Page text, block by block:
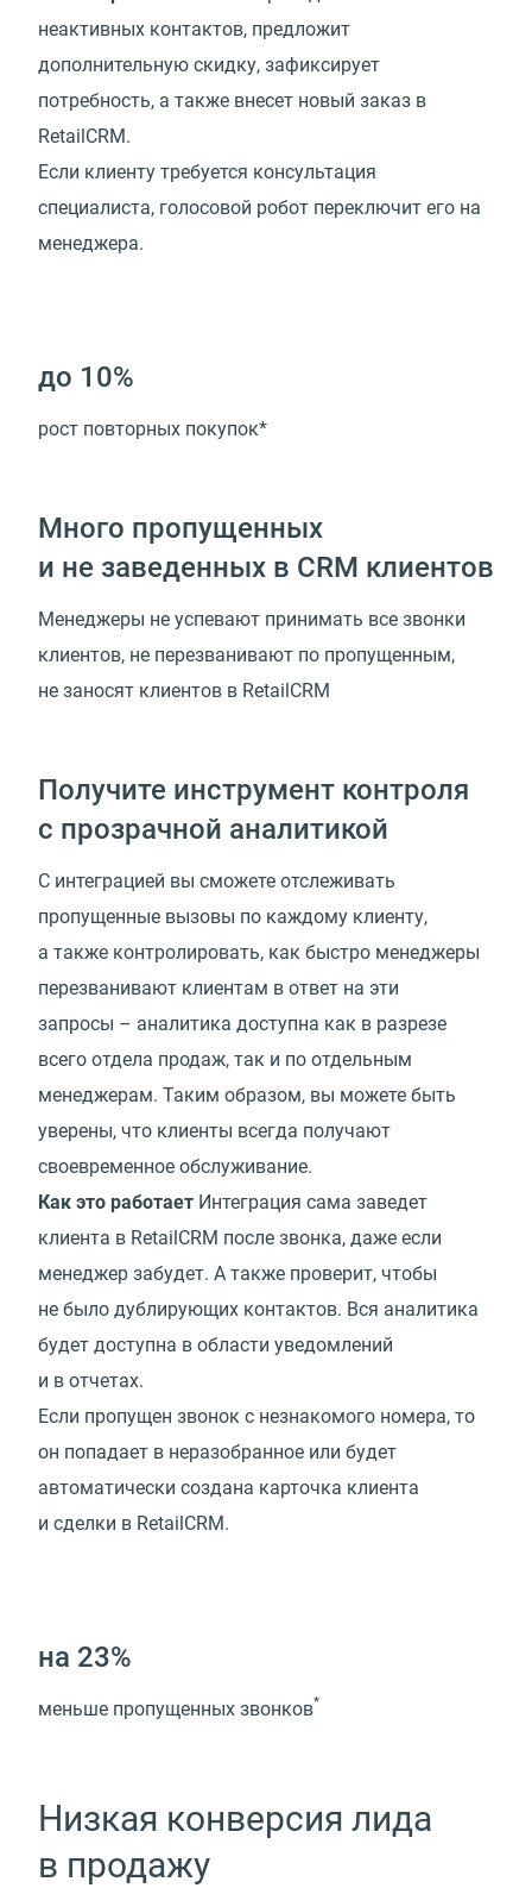
неактивных контактов, предложит
дополнительную скидку, зафиксирует
потребность, а также внесет новый заказ в
RetailCRM.
Если клиенту требуется консультация
специалиста, голосовой робот переключит его на
менеджера.
до 10%
рост повторных покупок*
Много пропущенных
и не заведенных в CRM клиентов
Менеджеры не успевают принимать все звонки
клиентов, не перезванивают по пропущенным,
не заносят клиентов в RetailCRM
Получите инструмент контроля
с прозрачной аналитикой
С интеграцией вы сможете отслеживать
пропущенные вызовы по каждому клиенту,
а также контролировать, как быстро менеджеры
перезванивают клиентам в ответ на эти
запросы – аналитика доступна как в разрезе
всего отдела продаж, так и по отдельным
менеджерам. Таким образом, вы можете быть
уверены, что клиенты всегда получают
своевременное обслуживание.
Как это работает Интеграция сама заведет
клиента в RetailCRM после звонка, даже если
менеджер забудет. А также проверит, чтобы
не было дублирующих контактов. Вся аналитика
будет доступна в области уведомлений
и в отчетах.
Если пропущен звонок с незнакомого номера, то
он попадает в неразобранное или будет
автоматически создана карточка клиента
и сделки в RetailCRM.
на 23%
меньше пропущенных звонков*
Низкая конверсия лида
в продажу